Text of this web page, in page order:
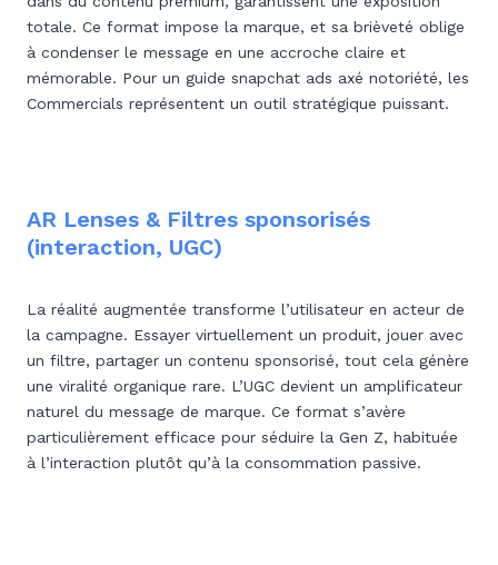
totale. Ce format impose la marque, et sa brièveté oblige
à condenser le message en une accroche claire et
mémorable. Pour un guide snapchat ads axé notoriété, les
Commercials représentent un outil stratégique puissant.
AR Lenses & Filtres sponsorisés
(interaction, UGC)
La réalité augmentée transforme l’utilisateur en acteur de
la campagne. Essayer virtuellement un produit, jouer avec
un filtre, partager un contenu sponsorisé, tout cela génère
une viralité organique rare. L’UGC devient un amplificateur
naturel du message de marque. Ce format s’avère
particulièrement efficace pour séduire la Gen Z, habituée
à l’interaction plutôt qu’à la consommation passive.